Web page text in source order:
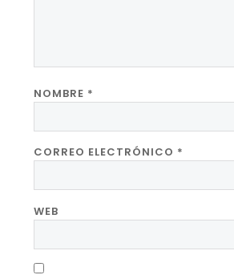
NOMBRE *
CORREO ELECTRÓNICO *
WEB